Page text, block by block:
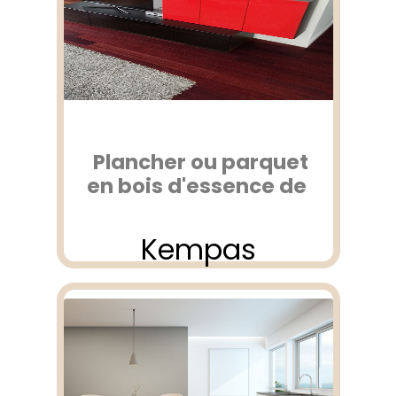
Plancher ou parquet
en bois d'essence de
Kempas